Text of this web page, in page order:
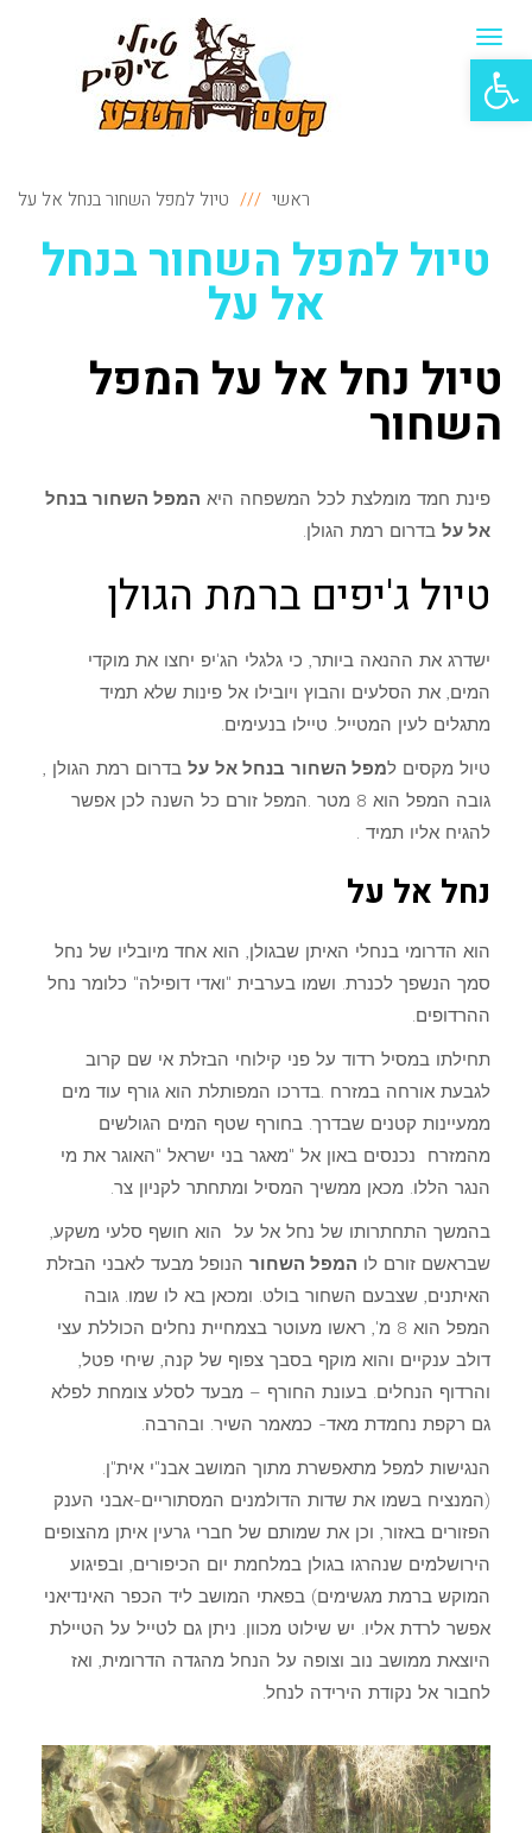
פתח סרגל נגישות
תפריט
ראשי טיול למפל השחור בנחל אל על
טיול למפל השחור בנחל
אל על
טיול נחל אל על המפל
השחור
פינת חמד מומלצת לכל המשפחה היא המפל השחור בנחל
אל על בדרום רמת הגולן.
טיול ג'יפים ברמת הגולן
ישדרג את ההנאה ביותר, כי גלגלי הג'יפ יחצו את מוקדי
המים, את הסלעים והבוץ ויובילו אל פינות שלא תמיד
מתגלים לעין המטייל. טיילו בנעימים.
טיול מקסים למפל השחור בנחל אל על בדרום רמת הגולן ,
גובה המפל הוא 8 מטר .המפל זורם כל השנה לכן אפשר
להגיח אליו תמיד .
נחל אל על
הוא הדרומי בנחלי האיתן שבגולן, הוא אחד מיובליו של נחל
סמך הנשפך לכנרת. ושמו בערבית "ואדי דופילה" כלומר נחל
ההרדופים.
תחילתו במסיל רדוד על פני קילוחי הבזלת אי שם קרוב
לגבעת אורחה במזרח .בדרכו המפותלת הוא גורף עוד מים
ממעיינות קטנים שבדרך. בחורף שטף המים הגולשים
מהמזרח נכנסים באון אל "מאגר בני ישראל "האוגר את מי
הנגר הללו. מכאן ממשיך המסיל ומתחתר לקניון צר.
בהמשך התחתרותו של נחל אל על הוא חושף סלעי משקע,
שבראשם זורם לו המפל השחור הנופל מבעד לאבני הבזלת
האיתנים, שצבעם השחור בולט. ומכאן בא לו שמו. גובה
המפל הוא 8 מ', ראשו מעוטר בצמחיית נחלים הכוללת עצי
דולב ענקיים והוא מוקף בסבך צפוף של קנה, שיחי פטל,
והרדוף הנחלים. בעונת החורף – מבעד לסלע צומחת לפלא
גם רקפת נחמדת מאד- כמאמר השיר. ובהרבה.
הנגישות למפל מתאפשרת מתוך המושב אבנ"י אית"ן.
(המנציח בשמו את שדות הדולמנים המסתוריים-אבני הענק
הפזורים באזור, וכן את שמותם של חברי גרעין איתן מהצופים
הירושלמים שנהרגו בגולן במלחמת יום הכיפורים, ובפיגוע
המוקש ברמת מגשימים) בפאתי המושב ליד הכפר האינדיאני
אפשר לרדת אליו. יש שילוט מכוון. ניתן גם לטייל על הטיילת
היוצאת ממושב נוב וצופה על הנחל מהגדה הדרומית, ואז
לחבור אל נקודת הירידה לנחל.